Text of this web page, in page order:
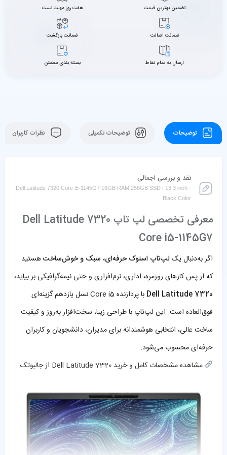
تضمین بهترین قیمت هفت روز مهلت تست
ضمانت اصالت ضمانت بازگشت
ارسال به تمام نقاط بسته بندی مطمئن
توضیحات توضیحات تکمیلی نظرات کاربران
نقد و بررسی اجمالی
Dell Latitude 7320 Core i5-1145G7 16GB RAM 256GB SSD | 13.3 inch -
Black Color
معرفی تخصصی لپ تاپ Dell Latitude 7320
Core i5-1145G7
اگر به‌دنبال یکلپ‌تاپ استوک حرفه‌ای، سبک و خوش‌ساختهستید
که از پس کارهای روزمره، اداری، نرم‌افزاری و حتی نیمه‌گرافیکی بر بیاید،
Dell Latitude 7320
با پردازنده Core i5 نسل یازدهم گزینه‌ای
فوق‌العاده‌ است. این لپ‌تاپ با طراحی زیبا، سخت‌افزار به‌روز و کیفیت
ساخت عالی، انتخابی هوشمندانه برای مدیران، دانشجویان و کاربران
حرفه‌ای محسوب می‌شود.
مشاهده مشخصات کامل و خرید Dell Latitude 7320 از جالبوتک